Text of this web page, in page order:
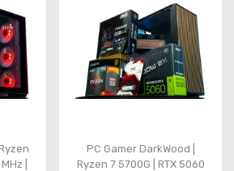
|
PC Gamer DarkWood |
Ryzen 7 5700G | RTX 5060